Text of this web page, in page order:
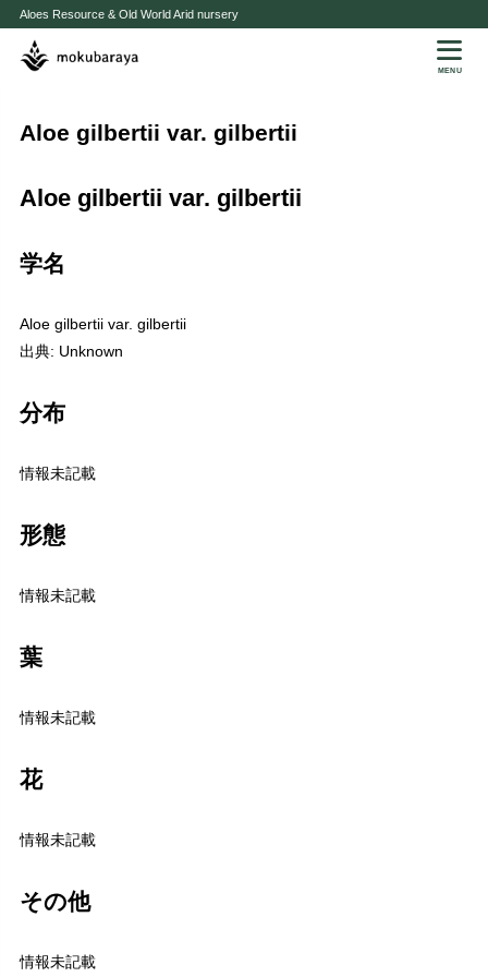
Aloes Resource & Old World Arid nursery
MENU
Aloe gilbertii var. gilbertii
Aloe gilbertii var. gilbertii
学名
Aloe gilbertii var. gilbertii
出典: Unknown
分布
情報未記載
形態
情報未記載
葉
情報未記載
花
情報未記載
その他
情報未記載